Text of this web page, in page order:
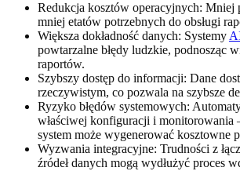
Redukcja kosztów operacyjnych: Mniej
mniej etatów potrzebnych do obsługi
Większa dokładność danych: Systemy
powtarzalne błędy ludzkie, podnosząc
raportów.
Szybszy dostęp do informacji: Dane
rzeczywistym, co pozwala na szybsze
Ryzyko błędów systemowych:
właściwej konfiguracji i monitorowania
system może wygenerować kosztowne
Wyzwania integracyjne: Trudności z
źródeł danych mogą wydłużyć proces